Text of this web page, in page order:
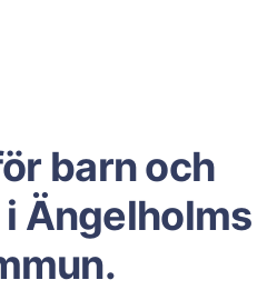
barn och
Ängelholms